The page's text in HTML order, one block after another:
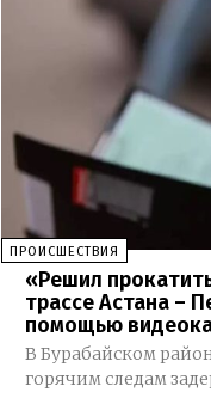
ПРОИСШЕСТВИЯ
«Решил
трассе Астана –
помощью
В Бурабайском
горячим следам